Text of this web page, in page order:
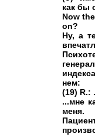
как бы
Now
on?
Ну, а
нем:
(19) R.:
...мне
меня.